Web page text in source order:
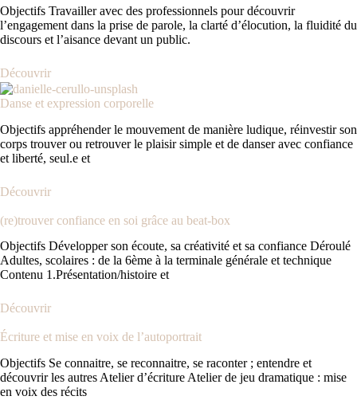
Objectifs Travailler avec des professionnels pour découvrir
l’engagement dans la prise de parole, la clarté d’élocution, la fluidité du
discours et l’aisance devant un public.
Découvrir
Danse et expression corporelle
Objectifs appréhender le mouvement de manière ludique, réinvestir son
corps trouver ou retrouver le plaisir simple et de danser avec confiance
et liberté, seul.e et
Découvrir
(re)trouver confiance en soi grâce au beat-box
Objectifs Développer son écoute, sa créativité et sa confiance Déroulé
Adultes, scolaires : de la 6ème à la terminale générale et technique
Contenu 1.Présentation/histoire et
Découvrir
Écriture et mise en voix de l’autoportrait
Objectifs Se connaitre, se reconnaitre, se raconter ; entendre et
découvrir les autres Atelier d’écriture Atelier de jeu dramatique : mise
en voix des récits